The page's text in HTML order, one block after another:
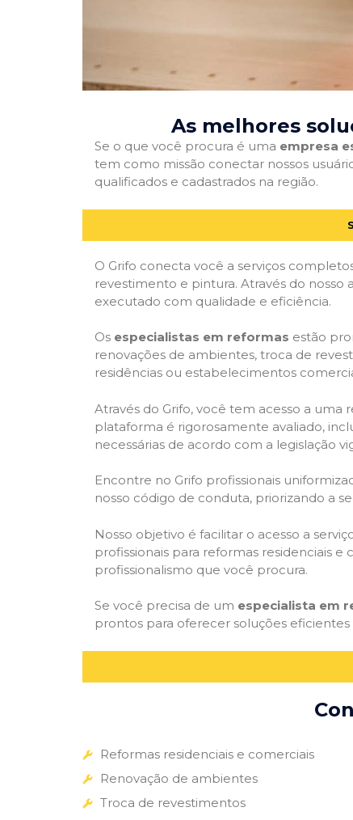
As melhores
Se o que você procura é uma empresa
tem como missão conectar nossos
qualificados e cadastrados na região.
O Grifo conecta você a serviços
revestimento e pintura. Através do
executado com qualidade e eficiência.
Os especialistas em reformas estão
renovações de ambientes, troca de
residências ou estabelecimentos
Através do Grifo, você tem acesso a uma
plataforma é rigorosamente avaliado,
necessárias de acordo com a legislação
Encontre no Grifo profissionais
nosso código de conduta, priorizando a
Nosso objetivo é facilitar o acesso a
profissionais para reformas residenciais
profissionalismo que você procura.
Se você precisa de um especialista em
prontos para oferecer soluções eficientes
Reformas residenciais e comerciais
Renovação de ambientes
Troca de revestimentos